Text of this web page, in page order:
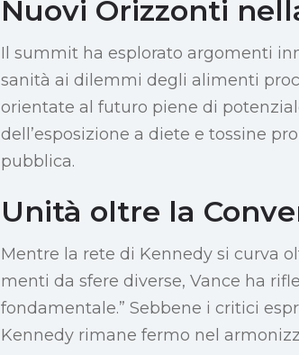
Nuovi Orizzonti
Il summit ha esplorato argomenti
sanità ai dilemmi degli alimenti
orientate al futuro piene di
dell’esposizione a diete e tossine
pubblica.
Unità oltre la
Mentre la rete di Kennedy si curva
menti da sfere diverse, Vance ha
fondamentale.” Sebbene i critici
Kennedy rimane fermo nel